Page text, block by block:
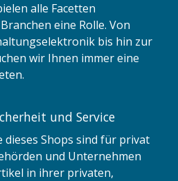
alle Facetten
eine Rolle. Von
bis hin zur
wir Ihnen immer eine
und Service
dieses Shops sind für privat
und Unternehmen
in ihrer privaten,